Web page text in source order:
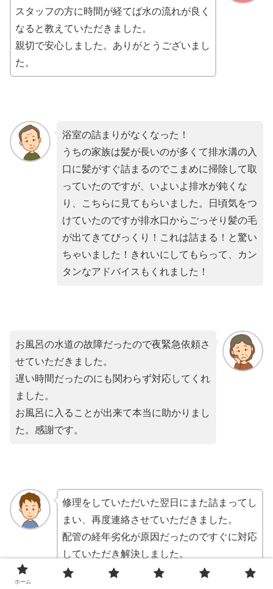
スタッフの方に時間が経てば水の流れが良く
なると教えていただきました。
親切で安心しました。ありがとうございまし
た。
浴室の詰まりがなくなった！
うちの家族は髪が長いのが多くて排水溝の入
口に髪がすぐ詰まるのでこまめに掃除して取
っていたのですが、いよいよ排水が鈍くな
り、こちらに見てもらいました。日頃気をつ
けていたのですが排水口からごっそり髪の毛
が出てきてびっくり！これは詰まる！と驚い
ちゃいました！きれいにしてもらって、カン
タンなアドバイスもくれました！
お風呂の水道の故障だったので夜緊急依頼さ
せていただきました。
遅い時間だったのにも関わらず対応してくれ
ました。
お風呂に入ることが出来て本当に助かりまし
た。感謝です。
修理をしていただいた翌日にまた詰まってし
まい、再度連絡させていただきました。
配管の経年劣化が原因だったのですぐに対応
していただき解決しました。
連日に渡り対応していただきありがとうござ
ホーム